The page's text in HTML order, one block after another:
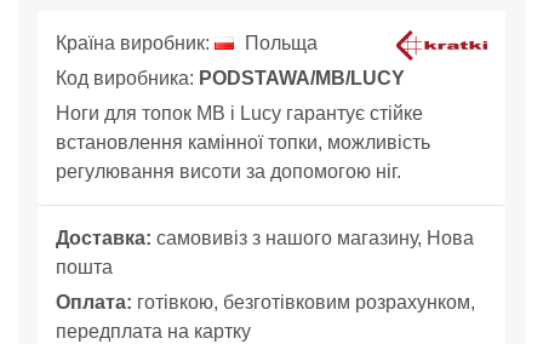
Країна виробник:
Польща
Код виробника: PODSTAWA/MB/LUCY
Ноги для топок MB і Lucy гарантує стійке
встановлення камінної топки, можливість
регулювання висоти за допомогою ніг.
Доставка: самовивіз з нашого магазину, Нова
пошта
Оплата: готівкою, безготівковим розрахунком,
передплата на картку